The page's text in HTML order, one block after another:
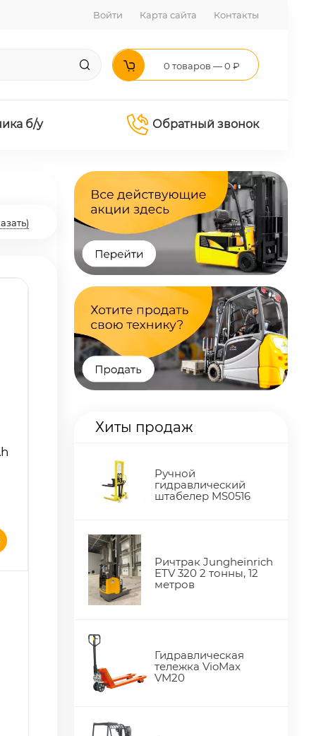
Войти Карта сайта Контакты
0 товаров — 0 ₽
б/у Обратный звонок
Хиты продаж
Ручной
гидравлический
штабелер MS0516
Ричтрак Jungheinrich
ETV 320 2 тонны, 12
метров
Гидравлическая
тележка VioMax
VM20